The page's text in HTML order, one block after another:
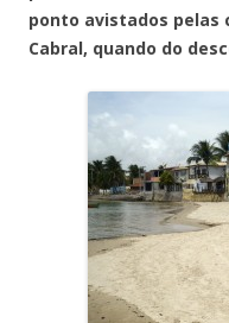
ponto avistados pelas
Cabral, quando do